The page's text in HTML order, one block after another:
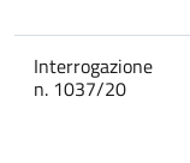
Interrogazione
n. 1037/20